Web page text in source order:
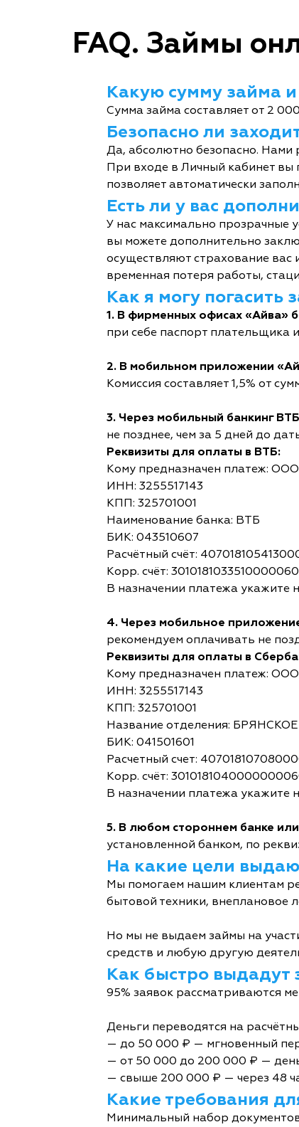
FAQ. Займы
Какую сумму займа
Сумма займа составляет от 2
Безопасно ли
Да, абсолютно безопасно. Нами
При входе в Личный кабинет вы
позволяет автоматически
Есть ли у вас
У нас максимально прозрачные
вы можете дополнительно
осуществляют страхование вас
временная потеря работы,
Как я могу погасить
1. В фирменных офисах «Айва»
при себе паспорт плательщика
2. В мобильном приложении
Комиссия составляет 1,5% от
3. Через мобильный банкинг
не позднее, чем за 5 дней до
Реквизиты для оплаты в ВТБ:
Кому предназначен платеж:
ИНН: 3255517143
КПП: 325701001
Наименование банка: ВТБ
БИК: 043510607
Расчётный счёт:
Корр. счёт:
В назначении платежа укажите
4. Через мобильное
рекомендуем оплачивать не
Реквизиты для оплаты в
Кому предназначен платеж:
ИНН: 3255517143
КПП: 325701001
Название отделения:
БИК: 041501601
Расчетный счет:
Корр. счёт:
В назначении платежа укажите
5. В любом стороннем банке
установленной банком, по
На какие цели
Мы помогаем нашим клиентам
бытовой техники, внеплановое
Но мы не выдаем займы на
средств и любую другую
Как быстро выдадут
95% заявок рассматриваются
Деньги переводятся на
— до 50 000 ₽ — мгновенный
— от 50 000 до 200 000 ₽ —
— свыше 200 000 ₽ — через 48
Какие требования
Минимальный набор